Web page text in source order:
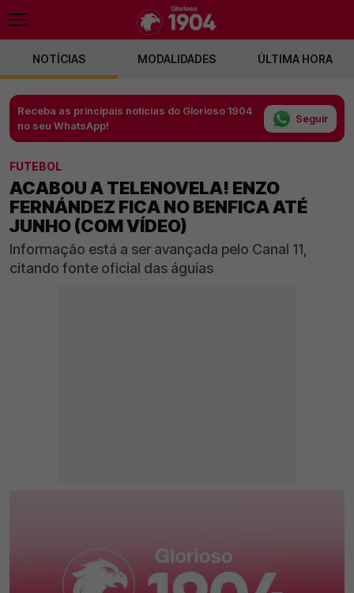
NOTÍCIAS MODALIDADES ÚLTIMA HORA
Receba as principais notícias do Glorioso 1904
no seu WhatsApp!
Seguir
FUTEBOL
ACABOU A TELENOVELA! ENZO
FERNÁNDEZ FICA NO BENFICA ATÉ
JUNHO (COM VÍDEO)
Informação está a ser avançada pelo Canal 11,
citando fonte oficial das águias